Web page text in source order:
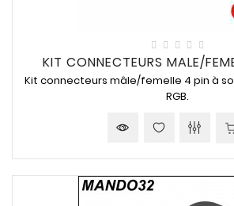
KIT CONNECTEURS MALE/
Kit connecteurs mâle/femelle 4 pin à
RGB.